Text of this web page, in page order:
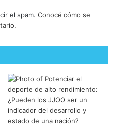
el spam. Conocé cómo se